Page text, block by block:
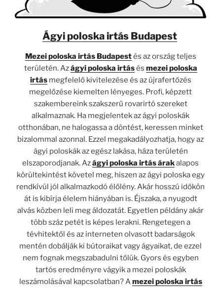
Ágyi poloska irtás Budapest
Mezei poloska irtás Budapestés az ország teljes
területén. Azágyi poloska irtásés mezei poloska
irtás megfelelő kivitelezése és az újrafertőzés
megelőzése kiemelten lényeges. Profi, képzett
szakembereink szakszerű rovarirtó szereket
alkalmaznak. Ha megjelentek az ágyi poloskák
otthonában, ne halogassa a döntést, keressen minket
bizalommal azonnal. Ezzel megakadályozhatja, hogy az
ágyi poloskák az egész lakása, háza területén
elszaporodjanak. Azágyi poloska irtás árakalapos
körültekintést követel meg, hiszen az ágyi poloska egy
rendkívül jól alkalmazkodó élőlény. Akár hosszú időkön
át is kibírja élelem hiányában is. Éjszaka, a nyugodt
alvás közben leli meg áldozatát. Egyetlen példány akár
több száz petét is képes lerakni. Rengetegen a
tévhitektől és az interneten olvasott badarságok
mentén dobálják ki bútoraikat vagy ágyaikat, de ezzel
nem fognak megszabadulni tőlük. Gyors és egyben
tartós eredményre vágyik a mezei poloskák
leszámolásával kapcsolatban? Amezei poloska irtás